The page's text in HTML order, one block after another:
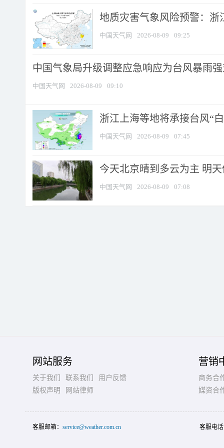
地质灾害气象风险预警：浙
中国天气网 2026-08-09 09:25
中国气象局升级调整应急响应为台风暴雨
中国天气网 2026-08-09 09:10
浙江上海等地将承接台风“
中国天气网 2026-08-09 07:45
今天北京晴到多云为主 明
中国天气网 2026-08-09 07:08
网站服务
关于我们 联系我们
用户反馈
版权声明
网站律师
营销
商务合
媒资合
客服邮箱： service@weather.com.cn 客服电